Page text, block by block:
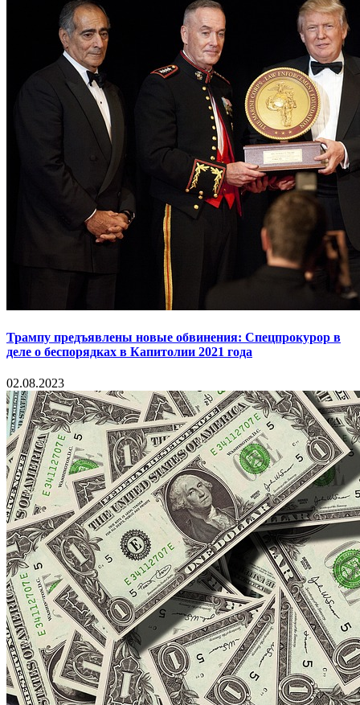
Трампу предъявлены новые обвинения: Спецпрокурор в
деле о беспорядках в Капитолии 2021 года
02.08.2023